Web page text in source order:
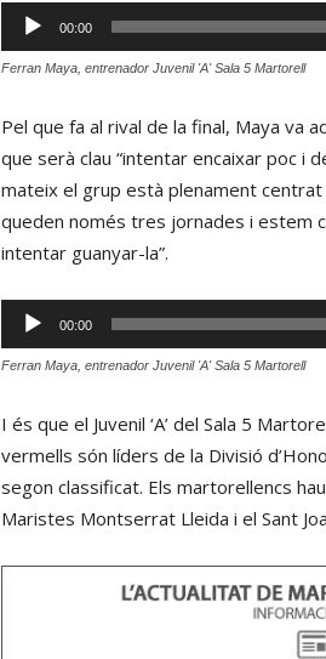
Reproductor
d'àudio
00:00
Ferran Maya, entrenador Juvenil 'A' Sala 5 Martorell
Pel que fa al rival de la final, Maya va
que serà clau “intentar encaixar poc i
mateix el grup està plenament centrat
queden només tres jornades i estem
intentar guanyar-la”.
Reproductor
d'àudio
00:00
Ferran Maya, entrenador Juvenil 'A' Sala 5 Martorell
I és que el Juvenil ‘A’ del Sala 5
vermells són líders de la Divisió
segon classificat. Els martorellencs
Maristes Montserrat Lleida i el Sant